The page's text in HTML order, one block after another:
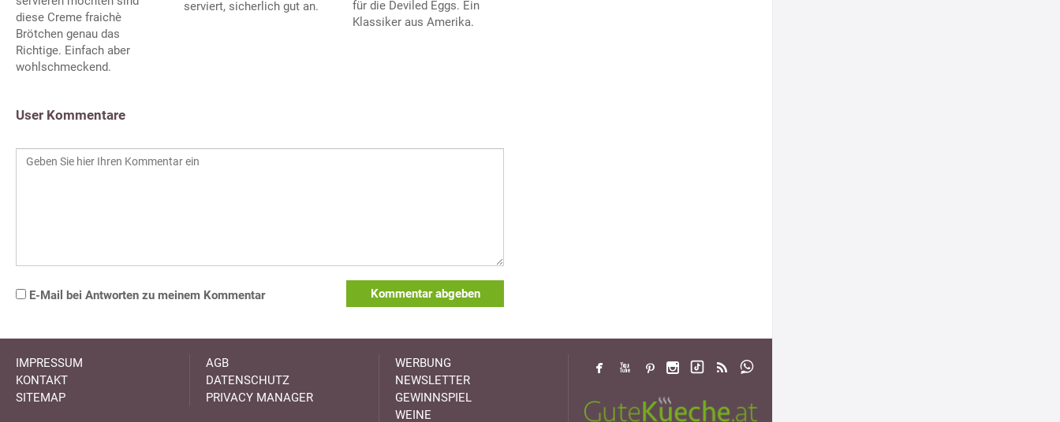
diese Creme fraichè
Brötchen genau das
Richtige. Einfach aber
wohlschmeckend.
serviert, sicherlich gut an.
für die Deviled Eggs. Ein
Klassiker aus Amerika.
User Kommentare
E-Mail bei Antworten zu meinem Kommentar Kommentar abgeben
IMPRESSUM
KONTAKT
SITEMAP
AGB
DATENSCHUTZ
PRIVACY MANAGER
WERBUNG
NEWSLETTER
GEWINNSPIEL
WEINE